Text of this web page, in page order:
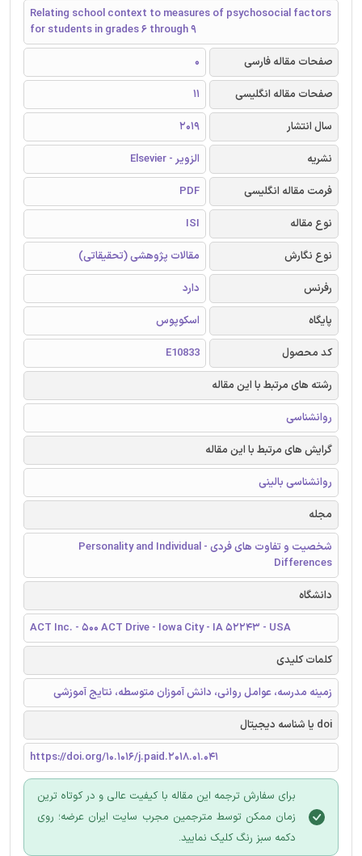
Relating school context to measures of psychosocial factors
for students in grades 6 through 9
صفحات مقاله فارسی
0
صفحات مقاله انگلیسی
11
سال انتشار
2019
نشریه
الزویر - Elsevier
فرمت مقاله انگلیسی
PDF
نوع مقاله
ISI
نوع نگارش
مقالات پژوهشی (تحقیقاتی)
رفرنس
دارد
پایگاه
اسکوپوس
کد محصول
E10833
رشته های مرتبط با این مقاله
روانشناسی
گرایش های مرتبط با این مقاله
روانشناسی بالینی
مجله
شخصیت و تفاوت های فردی - Personality and Individual
Differences
دانشگاه
ACT Inc. - 500 ACT Drive - Iowa City - IA 52243 - USA
کلمات کلیدی
زمینه مدرسه، عوامل روانی، دانش آموزان متوسطه، نتایج آموزشی
doi یا شناسه دیجیتال
https://doi.org/10.1016/j.paid.2018.01.041
برای سفارش ترجمه این مقاله با کیفیت عالی و در کوتاه ترین
زمان ممکن توسط مترجمین مجرب سایت ایران عرضه؛ روی
دکمه سبز رنگ کلیک نمایید.